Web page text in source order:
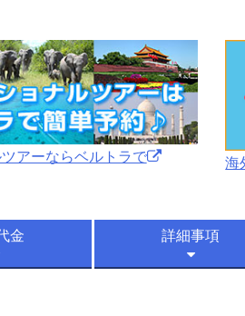
アーならベルトラで 海
金 詳細事項